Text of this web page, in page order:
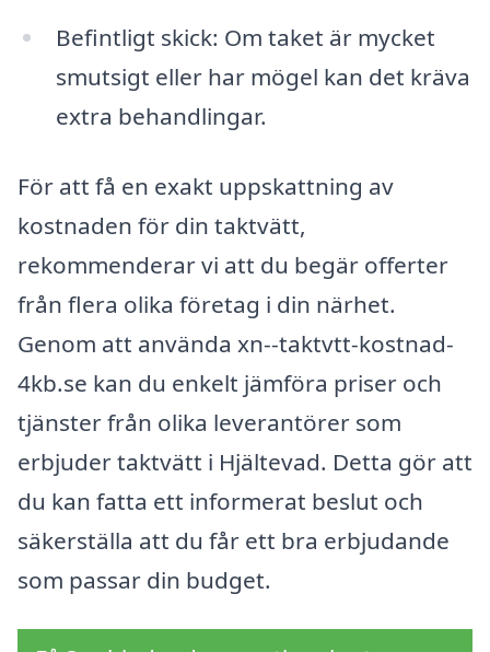
Befintligt skick: Om taket är mycket
smutsigt eller har mögel kan det kräva
extra behandlingar.
För att få en exakt uppskattning av
kostnaden för din taktvätt,
rekommenderar vi att du begär offerter
från flera olika företag i din närhet.
Genom att använda xn--taktvtt-kostnad-
4kb.se kan du enkelt jämföra priser och
tjänster från olika leverantörer som
erbjuder taktvätt i Hjältevad. Detta gör att
du kan fatta ett informerat beslut och
säkerställa att du får ett bra erbjudande
som passar din budget.